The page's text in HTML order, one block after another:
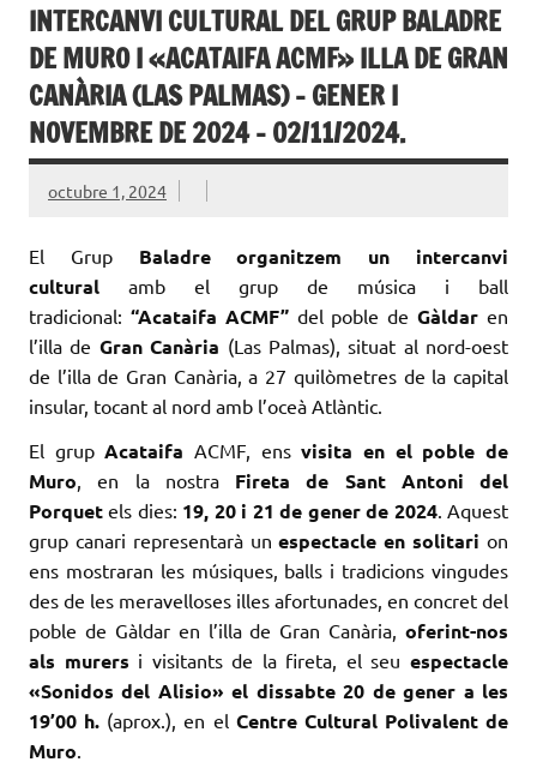
INTERCANVI CULTURAL DEL GRUP BALADRE
DE MURO I «ACATAIFA ACMF» ILLA DE GRAN
CANÀRIA (LAS PALMAS) – GENER I
NOVEMBRE DE 2024 – 02/11/2024.
octubre 1, 2024
El Grup Baladre organitzem un intercanvi
cultural amb el grup de música i ball
tradicional: “Acataifa ACMF” del poble de Gàldar en
l’illa de Gran Canària (Las Palmas), situat al nord-oest
de l’illa de Gran Canària, a 27 quilòmetres de la capital
insular, tocant al nord amb l’oceà Atlàntic.
El grup Acataifa ACMF, ensvisita en el poble de
Muro , en la nostra Fireta de Sant Antoni del
Porquet els dies: 19, 20 i 21 de gener de 2024. Aquest
grup canari representarà unespectacle en solitari on
ens mostraran les músiques, balls i tradicions vingudes
des de les meravelloses illes afortunades, en concret del
poble de Gàldar en l’illa de Gran Canària, oferint-nos
als murers i visitants de la fireta, el seuespectacle
«Sonidos del Alisio» el dissabte 20 de gener a les
19’00 h. (aprox.), en el Centre Cultural Polivalent de
Muro